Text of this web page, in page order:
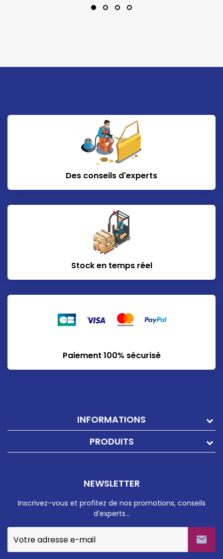
Des conseils d'experts
Stock en temps réel
Paiement 100% sécurisé
INFORMATIONS
PRODUITS
NEWSLETTER
Inscrivez-vous et profitez de nos promotions, conseils
d’experts…
